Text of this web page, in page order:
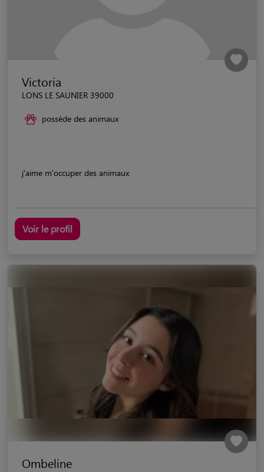
Victoria
LONS LE SAUNIER 39000
possède des animaux
j'aime m'occuper des animaux
Voir le profil
Ombeline